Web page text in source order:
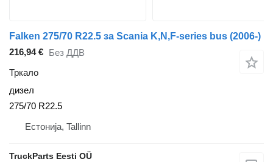
Falken 275/70 R22.5 за Scania K,N,F-series bus (2006-)
216,94 € Без ДДВ
Тркало
дизел
275/70 R22.5
Естонија, Tallinn
TruckParts Eesti OÜ